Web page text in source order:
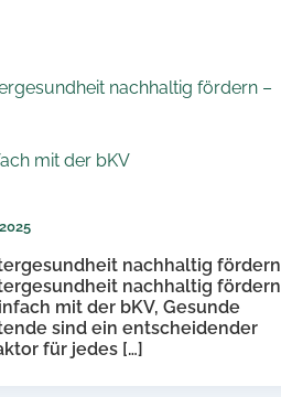
nachhaltig fördern –
mit der bKV
nachhaltig fördern
nachhaltig fördern
mit der bKV, Gesunde
sind ein entscheidender
für jedes […]